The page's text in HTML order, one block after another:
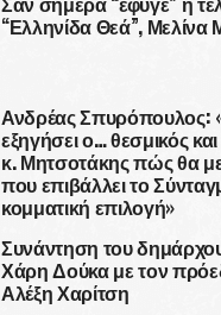
“Ελληνίδα Θεά”, Μελίνα
Ανδρέας Σπυρόπουλος:
εξηγήσει ο… θεσμικός
κ. Μητσοτάκης πώς θα
που επιβάλλει το
κομματική επιλογή»
Συνάντηση του
Χάρη Δούκα με τον
Αλέξη Χαρίτση